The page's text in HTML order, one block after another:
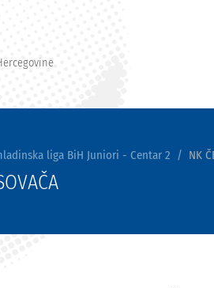
liga BiH Juniori - Centar 2 NK